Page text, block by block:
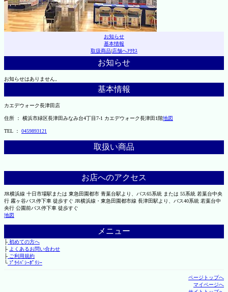
お知らせ
基本情報
取扱商品|店舗へｱｸｾｽ
お知らせ
お知らせはありません。
基本情報
カエデウォーク長津田店
住所 ： 横浜市緑区長津田みなみ台4丁目7-1 カエデウォーク長津田1階地図
TEL ： 0459893121
取扱い商品
お店へのアクセス
JR横浜線 十日市場駅または 東急田園都市 青葉台駅より、バス65系統 または 55系統 若葉台中央
行 霧ヶ谷バス停下車 徒歩すぐ JR横浜線・東急田園都市線 長津田駅より、バス40系統 若葉台中
央行 公園前バス停下車 徒歩すぐ
地図
メニュー
├初めての方へ
├ よくあるお問い合わせ
├ご利用規約
└ﾌﾟﾗｲﾊﾞｼｰﾎﾟﾘｼｰ
ページトップへ
マイページへ